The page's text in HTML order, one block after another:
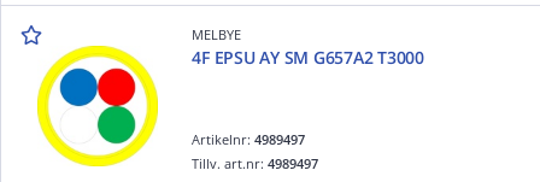
MELBYE
4F EPSU AY SM G657A2 T3000
Artikelnr:4989497
Tillv. art.nr:4989497